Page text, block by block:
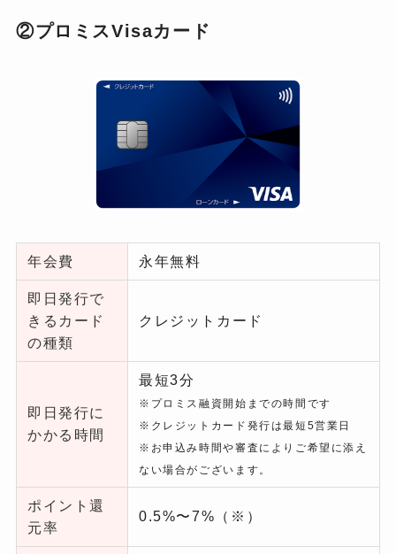
②プロミスVisaカード
年会費 永年無料
即日発行で
きるカード
の種類
クレジットカード
即日発行に
かかる時間
最短3分
※プロミス融資開始までの時間です
※クレジットカード発行は最短5営業日
※お申込み時間や審査によりご希望に添え
ない場合がございます。
ポイント還
元率
0.5%〜7% （※）